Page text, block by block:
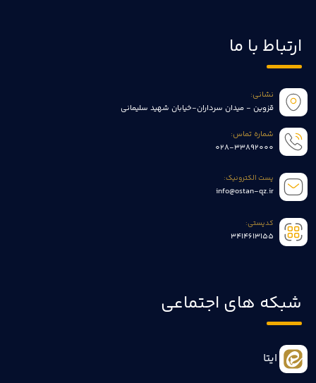
ارتباط با ما
نشانی:
قزوین - میدان سرداران-خیابان شهید سلیمانی
شماره تماس:
028-33892000
پست الکترونیک:
info@ostan-qz.ir
کدپستی:
3414613155
شبکه های اجتماعی
ایتا